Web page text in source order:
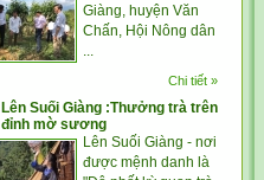
Giàng, huyện Văn
Chấn, Hội Nông dân
...
Chi tiết »
Lên Suối Giàng :Thưởng trà trên
đỉnh mờ sương
Lên Suối Giàng - nơi
được mệnh danh là